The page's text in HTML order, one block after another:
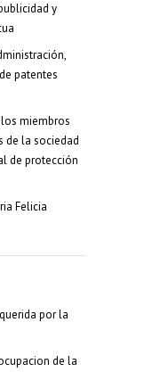
y
patentes
miembros
de la sociedad
de protección
Felicia
por la
de la